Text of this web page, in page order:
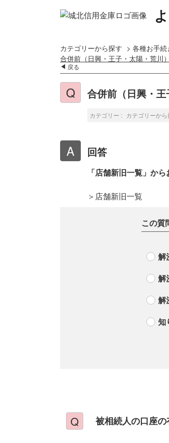
カテゴリーから探す > 各種お手続
合併前（日興・王子・太陽・荒川
戻る
合併前（日興・
カテゴリー : カテゴリーから
回答
「店舗新旧一覧」か
＞店舗新旧一覧
この質
解
解
解
知
被相続人の口座